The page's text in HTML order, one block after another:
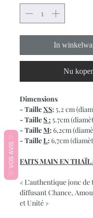
In
Nu
Dimensions
- TailleXS: 5,2 cm
- TailleS : 5.7cm
- TailleM:6,2cm
- TailleL:6,7cm
FAITS MAIN EN THAÏ
« L’authentique jonc de
diffusant Chance,
et Unité »
♡ VOS AVIS ♡